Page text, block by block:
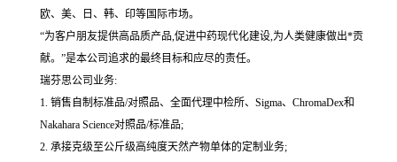
欧、美、日、韩、印等国际市场。
“为客户朋友提供高品质产品,促进中药现代化建设,为人类健康做出*贡
献。”是本公司追求的最终目标和应尽的责任。
瑞芬思公司业务:
1. 销售自制标准品/对照品、全面代理中检所、Sigma、ChromaDex和
Nakahara Science对照品/标准品;
2. 承接克级至公斤级高纯度天然产物单体的定制业务;